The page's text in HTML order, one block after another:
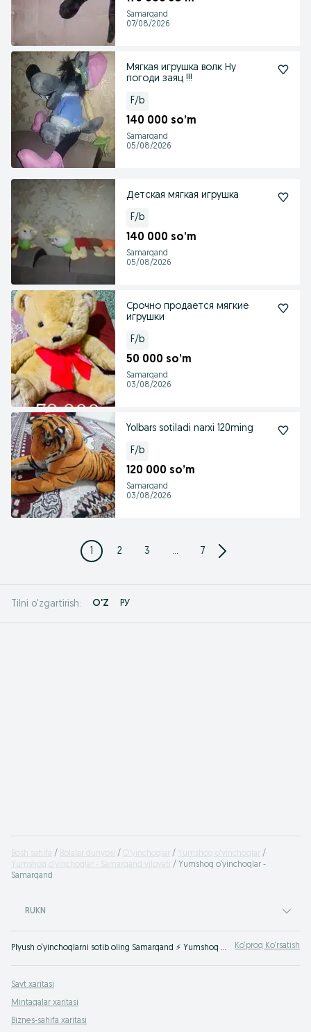
Samarqand
07/08/2026
Мягкая игрушка волк Ну
погоди заяц !!!
F/b
140 000 so’m
Samarqand
05/08/2026
Детская мягкая игрушка
F/b
140 000 so’m
Samarqand
05/08/2026
Срочно продается мягкие
игрушки
F/b
50 000 so’m
Samarqand
03/08/2026
Yolbars sotiladi narxi 120ming
F/b
120 000 so’m
Samarqand
03/08/2026
1 2 3 ... 7
Tilni o'zgartirish: O'Z РУ
Bosh sahifa Bolalar dunyosi O'yinchoqlar
Yumshoq o‘yinchoqlar
Yumshoq o‘yinchoqlar - Samarqand viloyati
Yumshoq o‘yinchoqlar -
Samarqand
RUKN
Plyush o‘yinchoqlarni sotib oling Samarqand ⚡️ Yumshoq o‘yinchoqlar eng yaxshi narxlarda ✌ Yangi va ishlatilgan bolalar o‘yinchoqlari uchun foydali narxlar OLX.uz da! Ko‘proq Ko‘rsatish
Sayt xaritasi
Mintaqalar xaritasi
Biznes-sahifa xaritasi